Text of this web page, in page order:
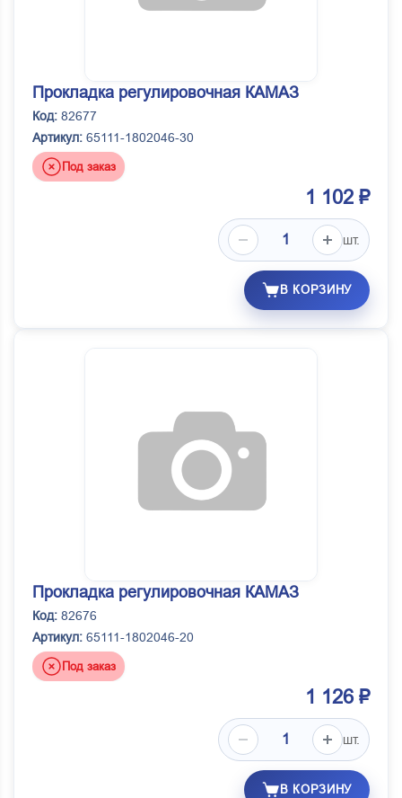
Прокладка регулировочная КАМАЗ
Код: 82677
Артикул: 65111-1802046-30
Под заказ
1 102 ₽
шт.
В КОРЗИНУ
Прокладка регулировочная КАМАЗ
Код: 82676
Артикул: 65111-1802046-20
Под заказ
1 126 ₽
шт.
В КОРЗИНУ